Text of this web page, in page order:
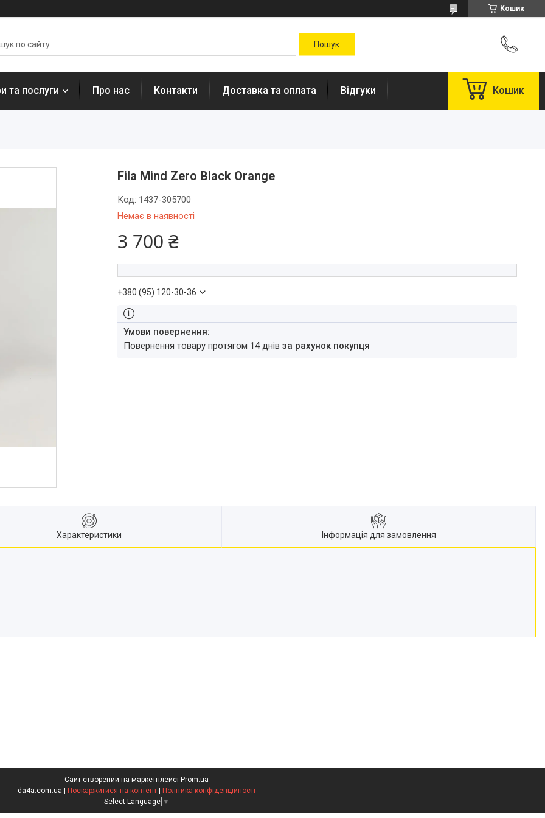
Кошик
та послуги Про нас Контакти Доставка та оплата Відгуки Кошик
Fila Mind Zero Black Orange
Немає в наявності
Код: 1437-305700
3 700 ₴
+380 (95) 120-30-36
повернення товару протягом 14 днівза рахунок покупця
Характеристики Інформація для замовлення
Сайт створений на маркетплейсі Prom.ua
da4a.com.ua | Поскаржитися на контент | Політика конфіденційності
Select Language ▼